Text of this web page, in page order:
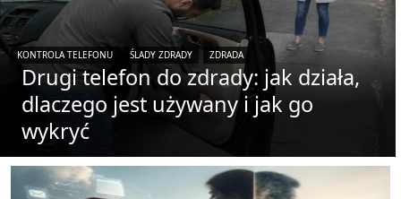
KONTROLA TELEFONU ŚLADY ZDRADY ZDRADA
Drugi telefon do zdrady: jak działa,
dlaczego jest używany i jak go
wykryć